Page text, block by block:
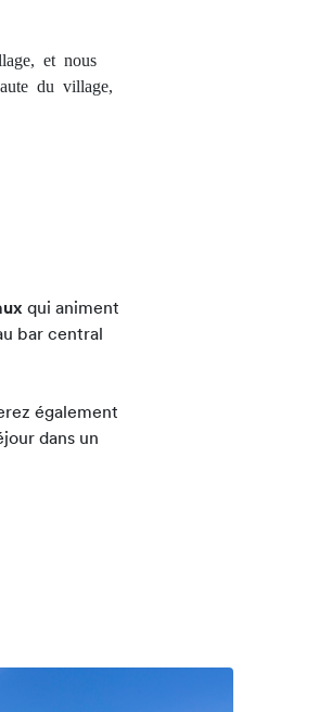
et nous
du village,
qui animent
bar central
également
dans un